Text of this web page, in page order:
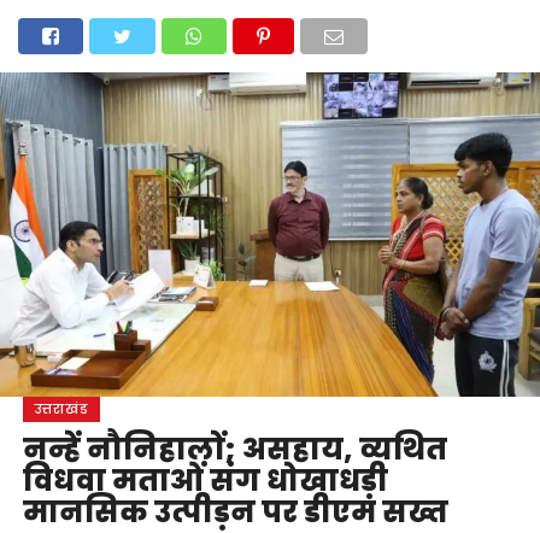
उत्तराखंड अल्मोड़ाउत्तरकाशीउधम सिंह नगरचंपावतचमोलीटिहरी गढ़वाल
देहरादून
नैनीतालपिथौरागढ़ पौड़ी गढ़वालबागेश्वर रुद्रप्रयागहरिद्वारदेशदुनिया
मनोरंजन
उत्तराखंड
नन्हें नौनिहालों; असहाय, व्यथित
विधवा मताओं संग धोखाधड़ी
मानसिक उत्पीड़न पर डीएम सख्त